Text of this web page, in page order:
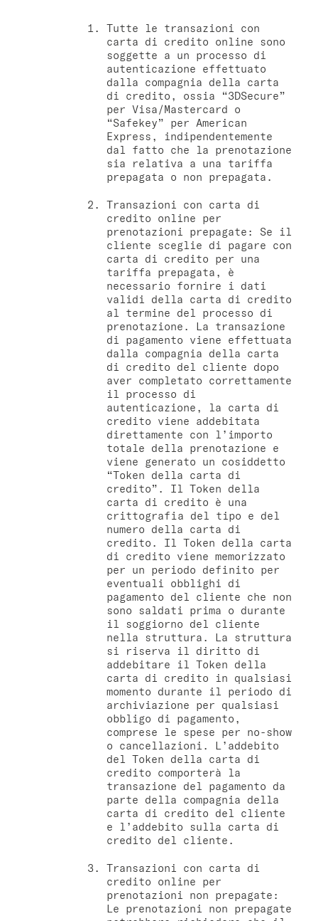
Tutte le transazioni con
carta di credito online sono
soggette a un processo di
autenticazione effettuato
dalla compagnia della carta
di credito, ossia “3DSecure”
per Visa/Mastercard o
“Safekey” per American
Express, indipendentemente
dal fatto che la prenotazione
sia relativa a una tariffa
prepagata o non prepagata.
Transazioni con carta di
credito online per
prenotazioni prepagate: Se il
cliente sceglie di pagare con
carta di credito per una
tariffa prepagata, è
necessario fornire i dati
validi della carta di credito
al termine del processo di
prenotazione. La transazione
di pagamento viene effettuata
dalla compagnia della carta
di credito del cliente dopo
aver completato correttamente
il processo di
autenticazione, la carta di
credito viene addebitata
direttamente con l’importo
totale della prenotazione e
viene generato un cosiddetto
“Token della carta di
credito”. Il Token della
carta di credito è una
crittografia del tipo e del
numero della carta di
credito. Il Token della carta
di credito viene memorizzato
per un periodo definito per
eventuali obblighi di
pagamento del cliente che non
sono saldati prima o durante
il soggiorno del cliente
nella struttura. La struttura
si riserva il diritto di
addebitare il Token della
carta di credito in qualsiasi
momento durante il periodo di
archiviazione per qualsiasi
obbligo di pagamento,
comprese le spese per no-show
o cancellazioni. L’addebito
del Token della carta di
credito comporterà la
transazione del pagamento da
parte della compagnia della
carta di credito del cliente
e l’addebito sulla carta di
credito del cliente.
Transazioni con carta di
credito online per
prenotazioni non prepagate:
Le prenotazioni non prepagate